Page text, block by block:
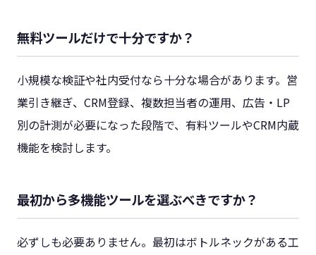
無料ツールだけで十分ですか？
小規模な検証や社内受付なら十分な場合があります。営
業引き継ぎ、CRM登録、複数担当者の運用、広告・LP
別の計測が必要になった段階で、有料ツールやCRM内蔵
機能を検討します。
最初から多機能ツールを選ぶべきですか？
必ずしも必要ありません。最初はボトルネックがある工